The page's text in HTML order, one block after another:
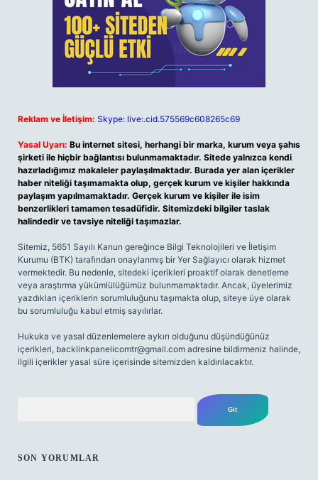
Reklam ve İletişim: Skype: live:.cid.575569c608265c69
Yasal Uyarı: Bu internet sitesi, herhangi bir marka, kurum veya şahıs
şirketi ile hiçbir bağlantısı bulunmamaktadır. Sitede yalnızca kendi
hazırladığımız makaleler paylaşılmaktadır. Burada yer alan içerikler
haber niteliği taşımamakta olup, gerçek kurum ve kişiler hakkında
paylaşım yapılmamaktadır. Gerçek kurum ve kişiler ile isim
benzerlikleri tamamen tesadüfidir. Sitemizdeki bilgiler taslak
halindedir ve tavsiye niteliği taşımazlar.
Sitemiz, 5651 Sayılı Kanun gereğince Bilgi Teknolojileri ve İletişim
Kurumu (BTK) tarafından onaylanmış bir Yer Sağlayıcı olarak hizmet
vermektedir. Bu nedenle, sitedeki içerikleri proaktif olarak denetleme
veya araştırma yükümlülüğümüz bulunmamaktadır. Ancak, üyelerimiz
yazdıkları içeriklerin sorumluluğunu taşımakta olup, siteye üye olarak
bu sorumluluğu kabul etmiş sayılırlar.
Hukuka ve yasal düzenlemelere aykırı olduğunu düşündüğünüz
içerikleri, backlinkpanelicomtr@gmail.com adresine bildirmeniz halinde,
ilgili içerikler yasal süre içerisinde sitemizden kaldırılacaktır.
SON YORUMLAR